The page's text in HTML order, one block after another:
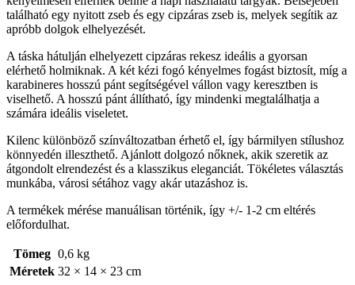
található egy nyitott zseb és egy cipzáras zseb is, melyek segítik az
apróbb dolgok elhelyezését.
A táska hátulján elhelyezett cipzáras rekesz ideális a gyorsan
elérhető holmiknak. A két kézi fogó kényelmes fogást biztosít, míg a
karabineres hosszú pánt segítségével vállon vagy keresztben is
viselhető. A hosszú pánt állítható, így mindenki megtalálhatja a
számára ideális viseletet.
Kilenc különböző színváltozatban érhető el, így bármilyen stílushoz
könnyedén illeszthető. Ajánlott dolgozó nőknek, akik szeretik az
átgondolt elrendezést és a klasszikus eleganciát. Tökéletes választás
munkába, városi sétához vagy akár utazáshoz is.
A termékek mérése manuálisan történik, így +/- 1-2 cm eltérés
előfordulhat.
Tömeg 0,6 kg
Méretek 32 × 14 × 23 cm